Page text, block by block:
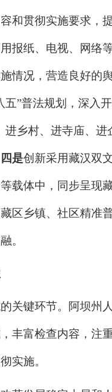
和贯彻实施要求，
报纸、电视、网络
情况，营造良好的
五”普法规划，深入
乡村、进寺庙、进
四是创新采用藏汉双
载体中，同步呈现
区乡镇、社区精准
。
关键环节。 阿坝州
丰富检查内容，注
实施。